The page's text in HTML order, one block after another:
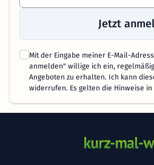
Jetzt
Mit der Eingabe meiner E-Mail-
anmelden" willige ich ein,
Angeboten zu erhalten. Ich kann
widerrufen. Es gelten die Hinweise in